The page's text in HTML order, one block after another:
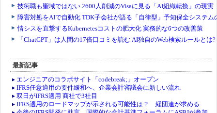
最新記事
エンジニアのコラボサイト「codebreak;」オープン
IFRS任意適用の要件緩和へ、企業会計審議会に新しい流れ
双日がIFRS適用 商社で3社目
IFRS適用のロードマップが示される可能性は？ 経団連が求める